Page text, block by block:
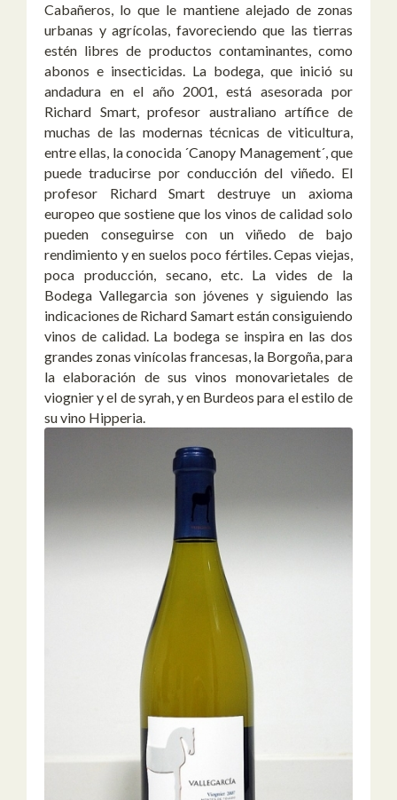
Cabañeros, lo que le mantiene alejado de zonas
urbanas y agrícolas, favoreciendo que las tierras
estén libres de productos contaminantes, como
abonos e insecticidas. La bodega, que inició su
andadura en el año 2001, está asesorada por
Richard Smart, profesor australiano artífice de
muchas de las modernas técnicas de viticultura,
entre ellas, la conocida ´Canopy Management´, que
puede traducirse por conducción del viñedo. El
profesor Richard Smart destruye un axioma
europeo que sostiene que los vinos de calidad solo
pueden conseguirse con un viñedo de bajo
rendimiento y en suelos poco fértiles. Cepas viejas,
poca producción, secano, etc. La vides de la
Bodega Vallegarcia son jóvenes y siguiendo las
indicaciones de Richard Samart están consiguiendo
vinos de calidad. La bodega se inspira en las dos
grandes zonas vinícolas francesas, la Borgoña, para
la elaboración de sus vinos monovarietales de
viognier y el de syrah, y en Burdeos para el estilo de
su vino Hipperia.